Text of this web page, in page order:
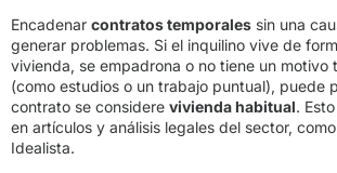
Encadenar contratos temporales sin una
generar problemas. Si el inquilino vive de
vivienda, se empadrona o no tiene un motivo
(como estudios o un trabajo puntual), puede
contrato se considere vivienda habitual.
en artículos y análisis legales del sector,
Idealista.